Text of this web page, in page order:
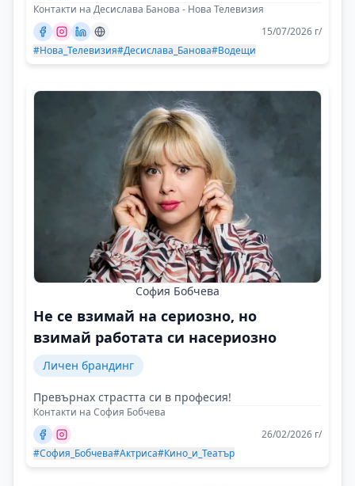
Контакти на Десислава Банова - Нова Телевизия
15/07/2026 г/
#Нова_Телевизия#Десислава_Банова#Водещи
София Бобчева
Не се взимай на сериозно, но
взимай работата си насериозно
Личен брандинг
Превърнах страстта си в професия!
Контакти на София Бобчева
26/02/2026 г/
#София_Бобчева#Актриса#Кино_и_Театър